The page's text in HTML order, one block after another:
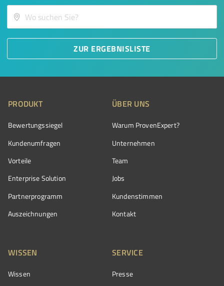
ZUR ERGEBNISLISTE
PRODUKT
Bewertungssiegel
Kundenumfragen
Vorteile
Enterprise Solution
Partnerprogramm
Auszeichnungen
ÜBER UNS
Warum ProvenExpert?
Unternehmen
Team
Jobs
Kundenstimmen
Kontakt
WISSEN
Wissen
SERVICE
Presse